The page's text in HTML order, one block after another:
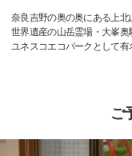
奈良吉野の奥の奥にある上北
世界遺産の山岳霊場・大峯奥
ユネスコエコパークとして有
ご